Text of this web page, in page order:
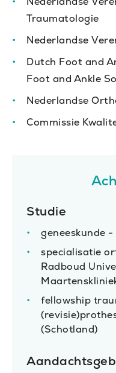
Traumatologie
Nederlandse
Dutch Foot and
Foot and Ankle
Nederlandse
Commissie
Studie
geneeskunde
specialisatie
Radboud
fellowship
(Schotland)